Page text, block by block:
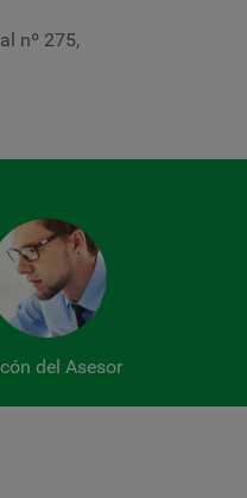
nº 275,
del Asesor